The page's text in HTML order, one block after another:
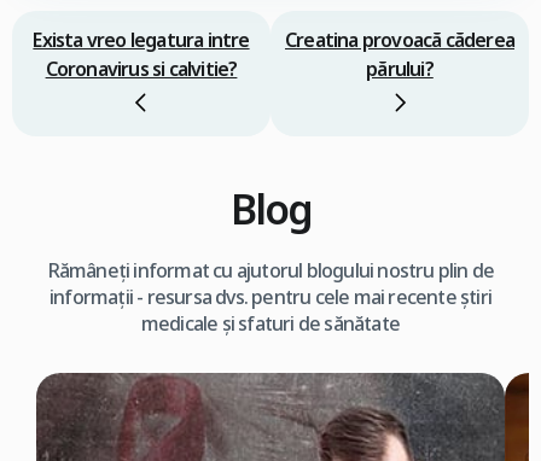
Exista vreo legatura intre
Coronavirus si calvitie?
Creatina provoacă căderea
părului?
Blog
Rămâneți informat cu ajutorul blogului nostru plin de
informații - resursa dvs. pentru cele mai recente știri
medicale și sfaturi de sănătate